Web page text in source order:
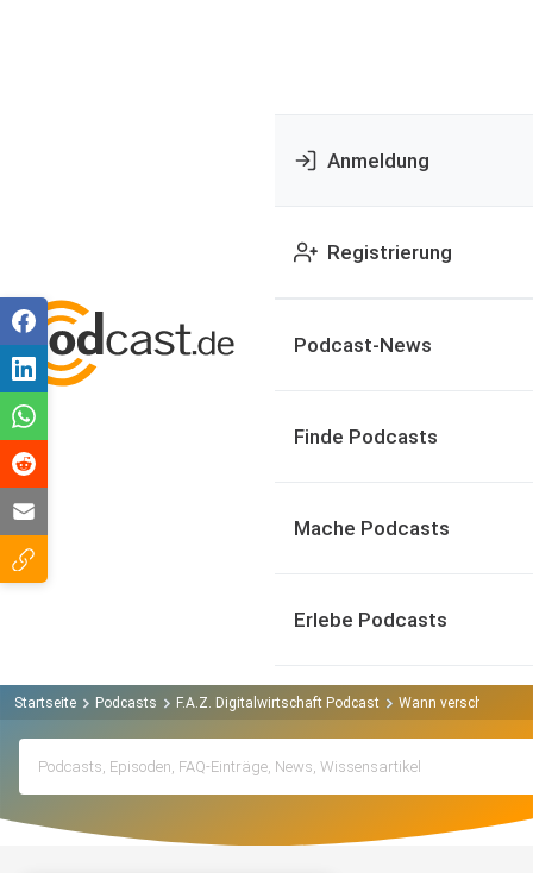
Anmeldung
Registrierung
Podcast-News
Finde Podcasts
Mache Podcasts
Erlebe Podcasts
Startseite Podcasts F.A.Z. Digitalwirtschaft Podcast Wann verschwindet